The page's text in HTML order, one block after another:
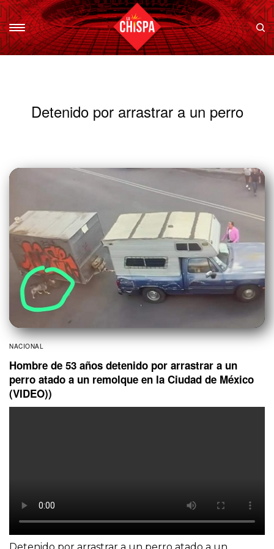
Detenido por arrastrar a un perro
NACIONAL
Hombre de 53 años detenido por arrastrar a un
perro atado a un remolque en la Ciudad de México
(VIDEO))